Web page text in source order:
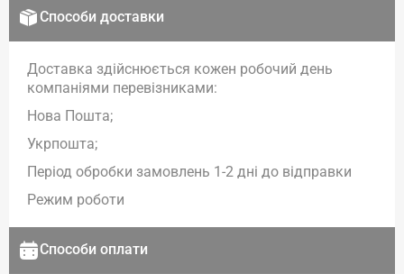
Способи доставки
Доставка здійснюється кожен робочий день
компаніями перевізниками:
Нова Пошта;
Укрпошта;
Період обробки замовлень 1-2 дні до відправки
Режим роботи
Способи оплати